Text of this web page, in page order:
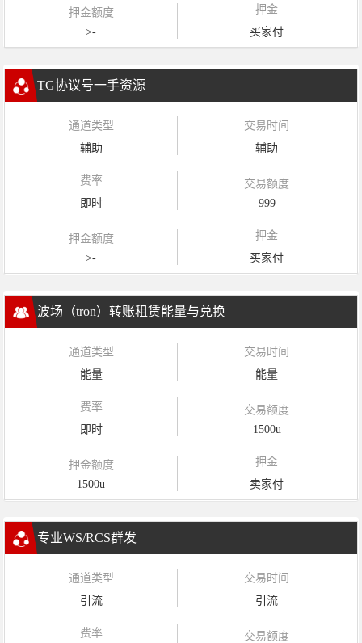
押金额度
>-
押金
买家付
TG协议号一手资源
通道类型
辅助
交易时间
辅助
费率
即时
交易额度
999
押金额度
>-
押金
买家付
波场（tron）转账租赁能量与兑换
通道类型
能量
交易时间
能量
费率
即时
交易额度
1500u
押金额度
1500u
押金
卖家付
专业WS/RCS群发
通道类型
引流
交易时间
引流
费率 交易额度